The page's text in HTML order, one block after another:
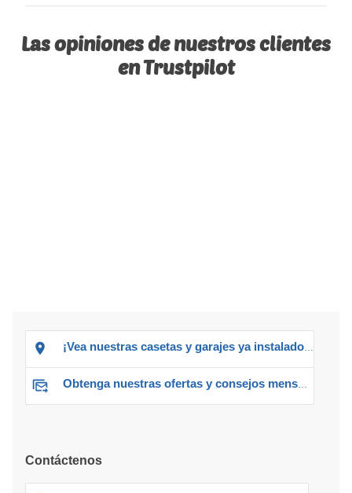
Las opiniones de nuestros clientes
en Trustpilot
¡Vea nuestras casetas y garajes ya instalados!
Obtenga nuestras ofertas y consejos mensuales
Contáctenos